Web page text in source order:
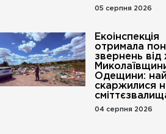
05 серпня 2026
Екоінспекція
отримала
звернень від
Одещини:
скаржилися
04 серпня 2026